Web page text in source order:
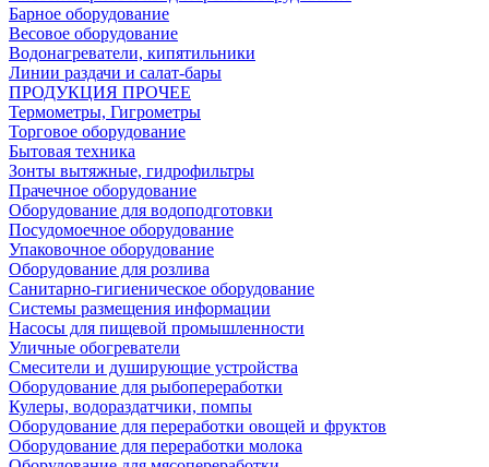
Барное оборудование
Весовое оборудование
Водонагреватели, кипятильники
Линии раздачи и салат-бары
ПРОДУКЦИЯ ПРОЧЕЕ
Термометры, Гигрометры
Торговое оборудование
Бытовая техника
Зонты вытяжные, гидрофильтры
Прачечное оборудование
Оборудование для водоподготовки
Посудомоечное оборудование
Упаковочное оборудование
Оборудование для розлива
Санитарно-гигиеническое оборудование
Системы размещения информации
Насосы для пищевой промышленности
Уличные обогреватели
Смесители и душирующие устройства
Оборудование для рыбопереработки
Кулеры, водораздатчики, помпы
Оборудование для переработки овощей и фруктов
Оборудование для переработки молока